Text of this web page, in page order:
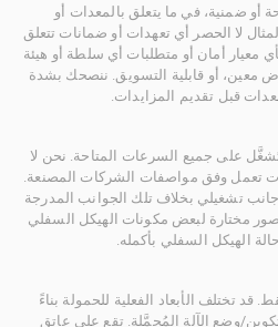
أو ضمنية، في ما يتعلق بالمعدات أو
لا الحصر أي تعهدات أو ضمانات تتعلق
معيار أمان أو متطلبات أي سلطة أو هيئة
معين، أو قابلية التسويق. ننصحك بشدة
قبل تقديم المزايدات.
على جميع السرعات المتاحة. نحن لا
تعمل وفق مواصفات الشركات المصنعة.
تشغيلي بخلاف تلك الجوانب المدرجة
مختارة لبعض مكونات الهيكل السفلي
الهيكل السفلي بأكمله.
تختلف الأبعاد الفعلية للحمولة بناءً
وضع الآلة المُحمَّلة. تقع على عاتق